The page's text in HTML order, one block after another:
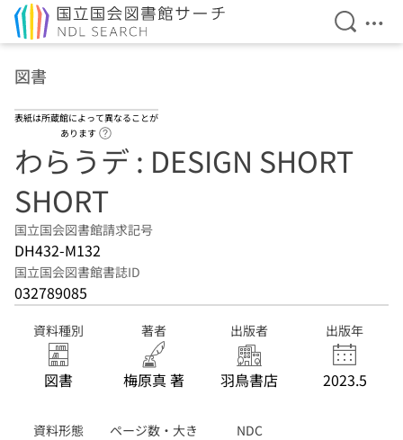
検索を
メ
図書
表紙は所蔵館によって異なることが
あります
わらうデ : DESIGN SHORT
SHORT
国立国会図書館請求記号
DH432-M132
国立国会図書館書誌ID
032789085
資料種別
図書
著者
梅原真 著
出版者
羽鳥書店
出版年
2023.5
資料形態
ページ数・大き
NDC